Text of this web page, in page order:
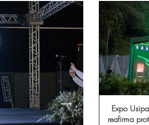
Expo
reafirma